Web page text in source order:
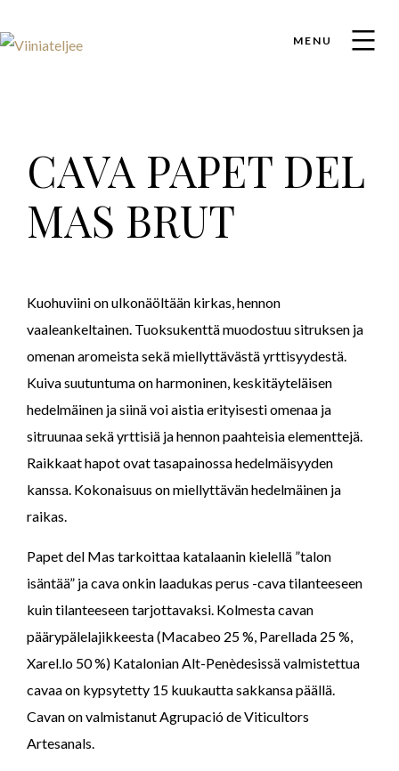
MENU
CAVA PAPET DEL
MAS BRUT
Kuohuviini on ulkonäöltään kirkas, hennon
vaaleankeltainen. Tuoksukenttä muodostuu sitruksen ja
omenan aromeista sekä miellyttävästä yrttisyydestä.
Kuiva suutuntuma on harmoninen, keskitäyteläisen
hedelmäinen ja siinä voi aistia erityisesti omenaa ja
sitruunaa sekä yrttisiä ja hennon paahteisia elementtejä.
Raikkaat hapot ovat tasapainossa hedelmäisyyden
kanssa. Kokonaisuus on miellyttävän hedelmäinen ja
raikas.
Papet del Mas tarkoittaa katalaanin kielellä ”talon
isäntää” ja cava onkin laadukas perus -cava tilanteeseen
kuin tilanteeseen tarjottavaksi. Kolmesta cavan
päärypälelajikkeesta (Macabeo 25 %, Parellada 25 %,
Xarel.lo 50 %) Katalonian Alt-Penèdesissä valmistettua
cavaa on kypsytetty 15 kuukautta sakkansa päällä.
Cavan on valmistanut Agrupació de Viticultors
Artesanals.